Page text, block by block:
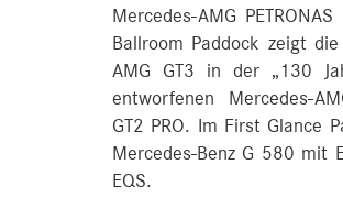
Mercedes-AMG
Ballroom Paddock zeigt
AMG GT3 in der „130
entworfenen Mercedes-
GT2 PRO. Im First Glance
Mercedes-Benz G 580 mit
EQS.